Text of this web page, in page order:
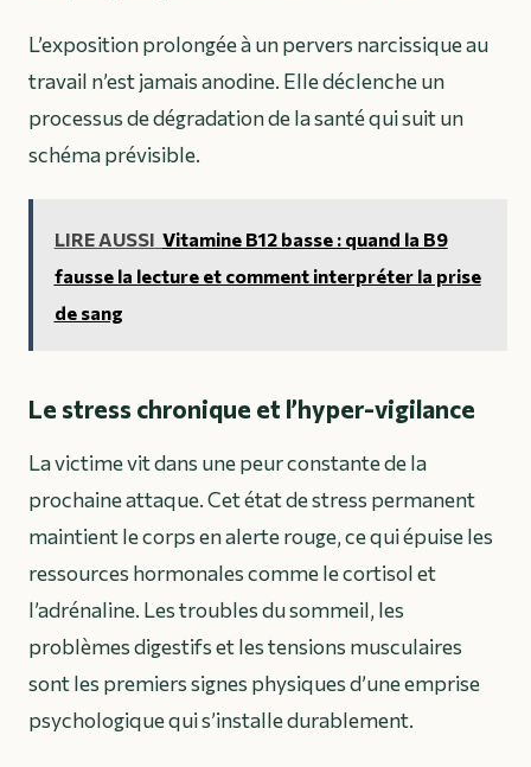
L’exposition prolongée à un pervers narcissique au
travail n’est jamais anodine. Elle déclenche un
processus de dégradation de la santé qui suit un
schéma prévisible.
LIRE AUSSI Vitamine B12 basse : quand la B9
fausse la lecture et comment interpréter la prise
de sang
Le stress chronique et l’hyper-vigilance
La victime vit dans une peur constante de la
prochaine attaque. Cet état de stress permanent
maintient le corps en alerte rouge, ce qui épuise les
ressources hormonales comme le cortisol et
l’adrénaline. Les troubles du sommeil, les
problèmes digestifs et les tensions musculaires
sont les premiers signes physiques d’une emprise
psychologique qui s’installe durablement.